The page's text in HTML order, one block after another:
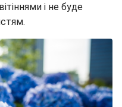
і не буде